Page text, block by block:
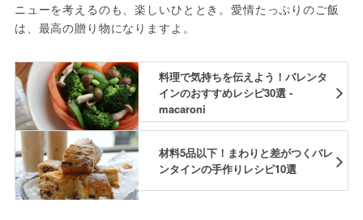
ニューを考えるのも、楽しいひととき。愛情たっぷりのご飯
は、最高の贈り物になりますよ。
料理で気持ちを伝えよう！バレンタ
インのおすすめレシピ30選 -
macaroni
材料5品以下！まわりと差がつくバレ
ンタインの手作りレシピ10選